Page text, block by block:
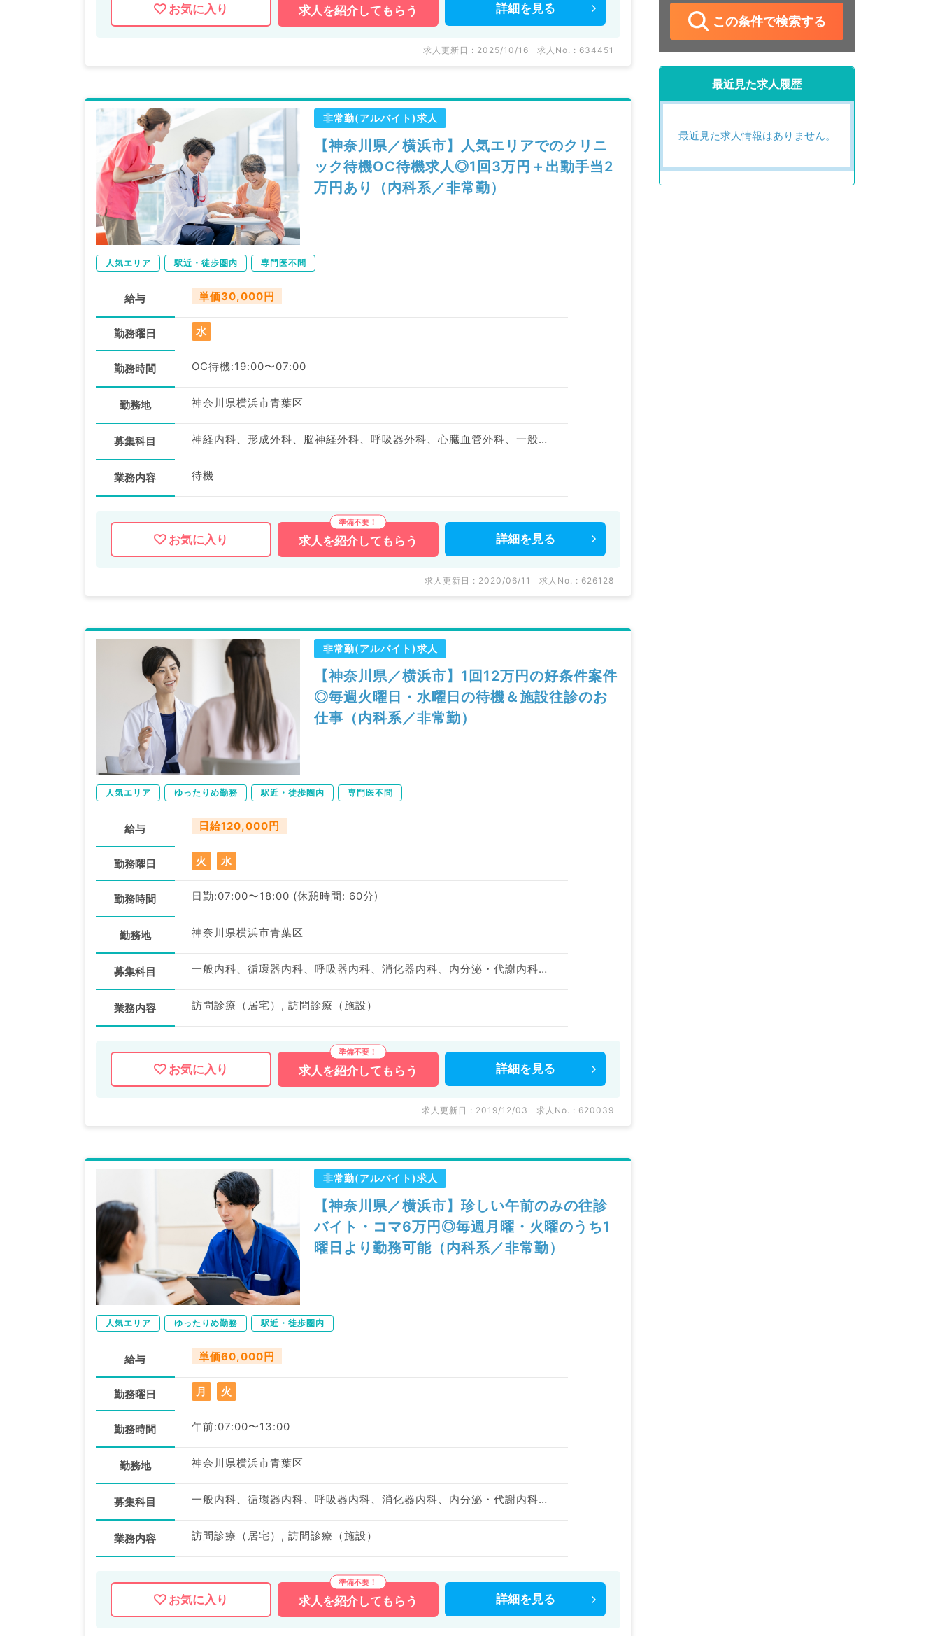
お気に入り 求人を紹介してもらう 詳細を 見る
求人更新日 : 2025/10/16 求人No. : 634451
非常勤(アルバイト)求人
【神奈川県／横浜市】人気エリアでのクリニ
ック待機OC待機求人◎1回3万円＋出動手当2
万円あり（内科系／非常勤）
人気エリア 駅近・徒歩圏内 専門医不問
給与 単価30,000円
勤務曜日 水
勤務時間 OC待機:19:00〜07:00
勤務地 神奈川県横浜市青葉区
募集科目 神経内科、形成外科、脳神経外科、呼吸器外科、心臓血管外科、一般内科、循環器内科、呼吸器内科、消化器内科、内分泌・代謝内科、腎臓内科、老年内科、血液内科、外科系全般、一般外科、消化器外科
業務内容 待機
お気に入り 求人を紹介してもらう 詳細を 見る
求人更新日 : 2020/06/11 求人No. : 626128
非常勤(アルバイト)求人
【神奈川県／横浜市】1回12万円の好条件案件
◎毎週火曜日・水曜日の待機＆施設往診のお
仕事（内科系／非常勤）
人気エリア ゆったりめ勤務 駅近・徒歩圏内 専門医不問
給与 日給120,000円
勤務曜日 火 水
勤務時間 日勤:07:00〜18:00 (休憩時間: 60分)
勤務地 神奈川県横浜市青葉区
募集科目 一般内科、循環器内科、呼吸器内科、消化器内科、内分泌・代謝内科、腎臓内科、老年内科
業務内容 訪問診療（居宅）, 訪問診療（施設）
お気に入り 求人を紹介してもらう 詳細を 見る
求人更新日 : 2019/12/03 求人No. : 620039
非常勤(アルバイト)求人
【神奈川県／横浜市】珍しい午前のみの往診
バイト・コマ6万円◎毎週月曜・火曜のうち1
曜日より勤務可能（内科系／非常勤）
人気エリア ゆったりめ勤務 駅近・徒歩圏内
給与 単価60,000円
勤務曜日 月 火
勤務時間 午前:07:00〜13:00
勤務地 神奈川県横浜市青葉区
募集科目 一般内科、循環器内科、呼吸器内科、消化器内科、内分泌・代謝内科、腎臓内科、老年内科
業務内容 訪問診療（居宅）, 訪問診療（施設）
お気に入り 求人を紹介してもらう 詳細を 見る
この条件で検索する
最近見た求人履歴
最近見た求人情報はありません。